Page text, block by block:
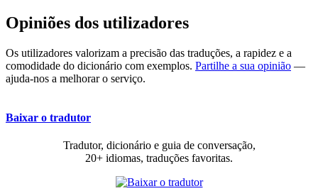
Opiniões dos utilizadores
Os utilizadores valorizam a precisão das traduções, a rapidez e a
comodidade do dicionário com exemplos. Partilhe a sua opinião —
ajuda-nos a melhorar o serviço.
Baixar o tradutor
Tradutor, dicionário e guia de conversação,
20+ idiomas, traduções favoritas.